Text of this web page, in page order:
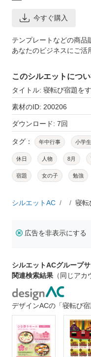
今すぐ購入
テンプレートなどの商品
あなたのビジネスにご活
このシルエットにつ
タイトル: 寝転び宿題を
素材のID: 200206
ダウンロード: 7回
タグ： 年中行事 小学生
休日 人物 8月
宿題 女の子 勉強
シルエットAC 寝転
広告を非表示にする
シルエットACグループ
関連検索結果 （同じア
デザインACの「寝転び